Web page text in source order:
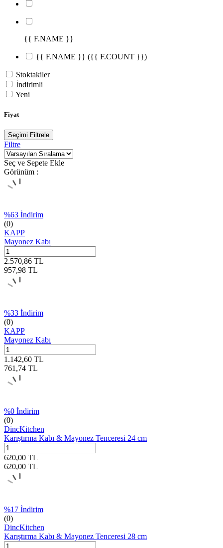
{{ F.NAME }}
{{ F.NAME }} ({{ F.COUNT }})
Stoktakiler
İndirimli
Yeni
Fiyat
Seçimi Filtrele
Filtre
Seç ve Sepete Ekle
Görünüm :
%63 İndirim
(0)
KAPP
Mayonez Kabı
2.570,86 TL
957,98 TL
%33 İndirim
(0)
KAPP
Mayonez Kabı
1.142,60 TL
761,74 TL
%0 İndirim
(0)
DincKitchen
Karıştırma Kabı & Mayonez Tenceresi 24 cm
620,00 TL
620,00 TL
%17 İndirim
(0)
DincKitchen
Karıştırma Kabı & Mayonez Tenceresi 28 cm